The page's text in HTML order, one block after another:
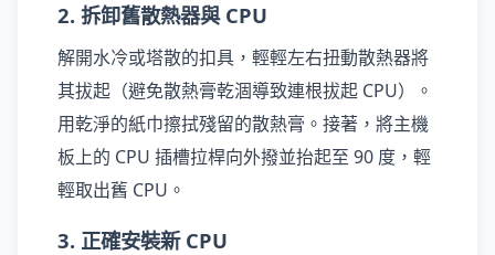
2. 拆卸舊散熱器與 CPU
解開水冷或塔散的扣具，輕輕左右扭動散熱器將
其拔起（避免散熱膏乾涸導致連根拔起 CPU）。
用乾淨的紙巾擦拭殘留的散熱膏。接著，將主機
板上的 CPU 插槽拉桿向外撥並抬起至 90 度，輕
輕取出舊 CPU。
3. 正確安裝新 CPU